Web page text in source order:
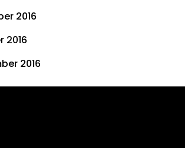
2016
2016
2016